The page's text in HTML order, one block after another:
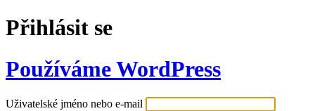
Přihlásit se
Používáme WordPress
Uživatelské jméno nebo e-mail